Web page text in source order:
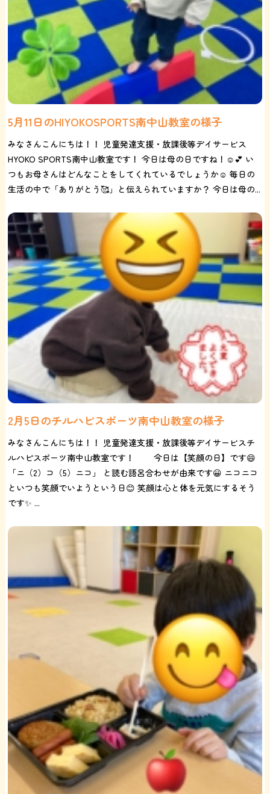
5月11日のHIYOKOSPORTS南中山教室の様子
みなさんこんにちは！！ 児童発達支援・放課後等デイサービス
HYOKO SPORTS南中山教室です！ 今日は母の日ですね！☺️💕 い
つもお母さんはどんなことをしてくれているでしょうか☺️ 毎日の
生活の中で「ありがとう🥰」と伝えられていますか？ 今日は母の...
2月5日のチルハピスポーツ南中山教室の様子
みなさんこんにちは！！ 児童発達支援・放課後等デイサービスチ
ルハピスポーツ南中山教室です！ 今日は【笑顔の日】です😄
「ニ（2）コ（5）ニコ」 と読む語呂合わせが由来です😀 ニコニコ
といつも笑顔でいようという日😊 笑顔は心と体を元気にするそう
です✨ ...